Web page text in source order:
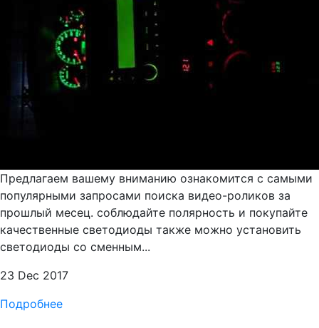
Предлагаем вашему вниманию ознакомится с самыми
популярными запросами поиска видео-роликов за
прошлый месец. соблюдайте полярность и покупайте
качественные светодиоды также можно установить
светодиоды со сменным...
23 Dec 2017
Подробнее